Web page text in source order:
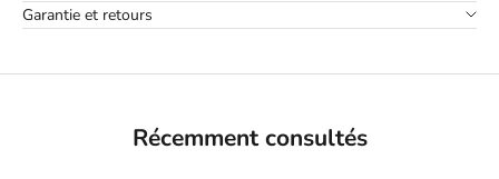
Garantie et retours
Récemment consultés